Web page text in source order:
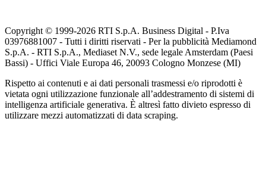
Copyright © 1999-2026 RTI S.p.A. Business Digital - P.Iva
03976881007 - Tutti i diritti riservati - Per la pubblicità Mediamond
S.p.A. - RTI S.p.A., Mediaset N.V., sede legale Amsterdam (Paesi
Bassi) - Uffici Viale Europa 46, 20093 Cologno Monzese (MI)
Rispetto ai contenuti e ai dati personali trasmessi e/o riprodotti è
vietata ogni utilizzazione funzionale all’addestramento di sistemi di
intelligenza artificiale generativa. È altresì fatto divieto espresso di
utilizzare mezzi automatizzati di data scraping.